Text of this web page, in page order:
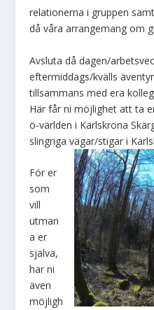
relationerna i gruppen
då våra arrangemang om
Avsluta då dagen/
eftermiddags/kvälls
tillsammans med era
Här får ni möjlighet att ta
ö-världen i Karlskrona
slingriga vägar/stigar i
För er
som
vill
utman
a er
själva,
har ni
även
möjligh